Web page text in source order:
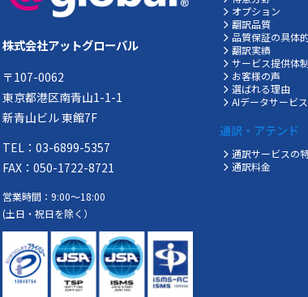
株式会社アットグローバル
〒107-0062
東京都港区南青山1-1-1
新青山ビル 東館7F
TEL：03-6899-5357
FAX：050-1722-8721
営業時間：9:00～18:00
(土日・祝日を除く）
オプション
翻訳品質
品質保証の具体
翻訳実績
サービス提供体制
お客様の声
選ばれる理由
AIデータサービス
通訳・アテンド
通訳サービスの
通訳料金